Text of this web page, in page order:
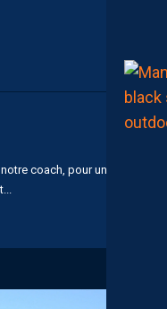
coach, pour une fois